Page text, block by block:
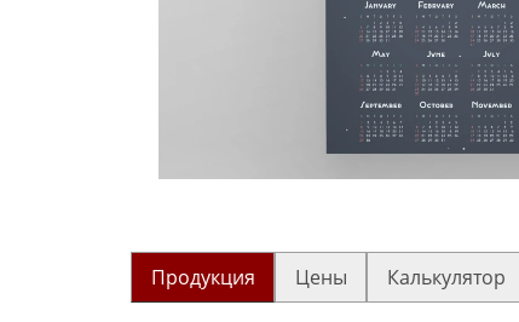
Продукция Цены Калькулятор